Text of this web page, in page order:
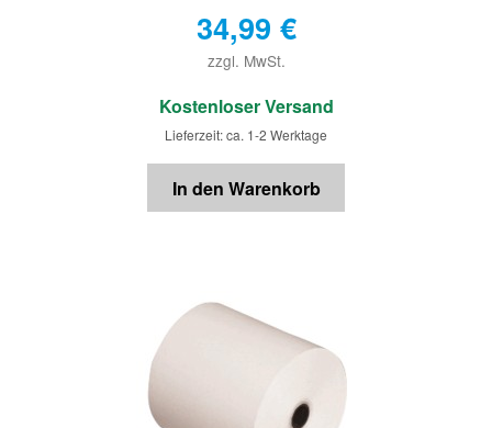
34,99 €
zzgl. MwSt.
€
Kostenloser Versand
Lieferzeit: ca. 1-2 Werktage
In den Warenkorb